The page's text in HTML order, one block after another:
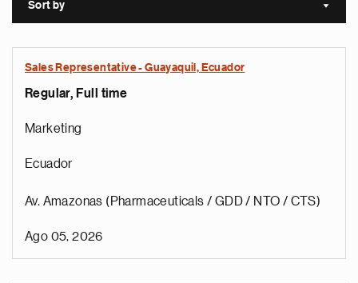
Sort by Sort
Sales Representative - Guayaquil, Ecuador
Regular, Full time
Marketing
Ecuador
Av. Amazonas (Pharmaceuticals / GDD / NTO / CTS)
Ago 05, 2026